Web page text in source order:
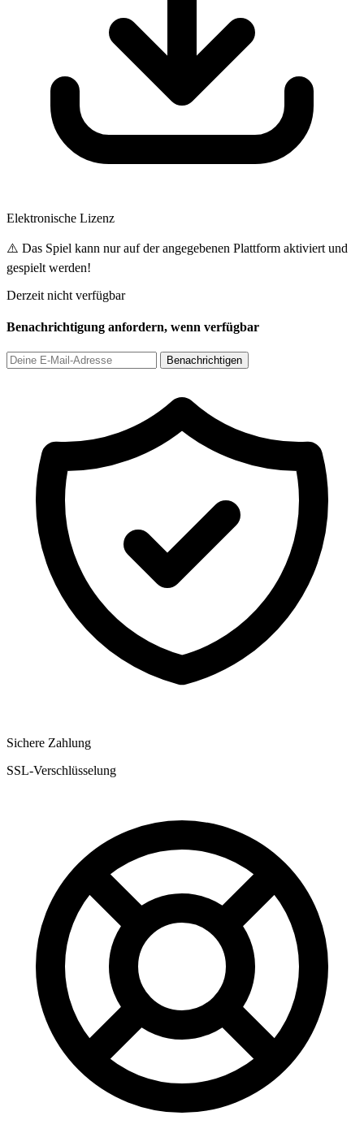
Elektronische Lizenz
⚠️ Das Spiel kann nur auf der angegebenen Plattform aktiviert und
gespielt werden!
Derzeit nicht verfügbar
Benachrichtigung anfordern, wenn verfügbar
Benachrichtigen
Sichere Zahlung
SSL-Verschlüsselung